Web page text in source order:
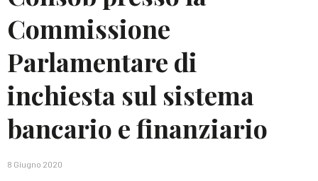
Commissione
Parlamentare di
inchiesta sul sistema
bancario e finanziario
8 Giugno 2020